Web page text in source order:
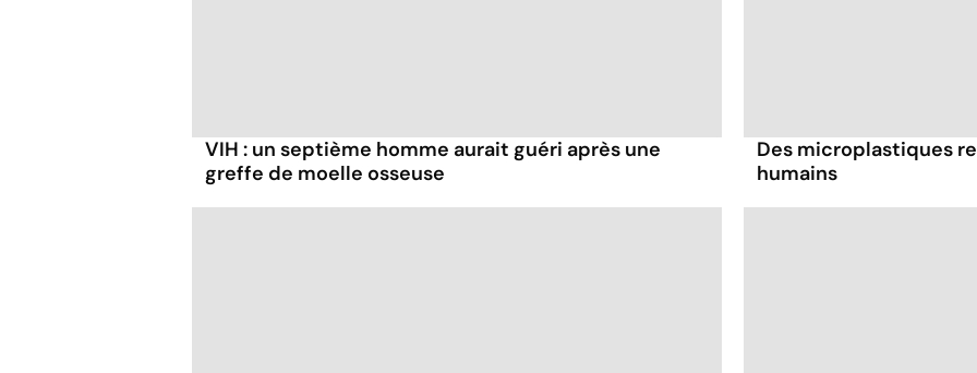
VIH : un septième homme aurait guéri après une
greffe de moelle osseuse
Des microplastiques
humains